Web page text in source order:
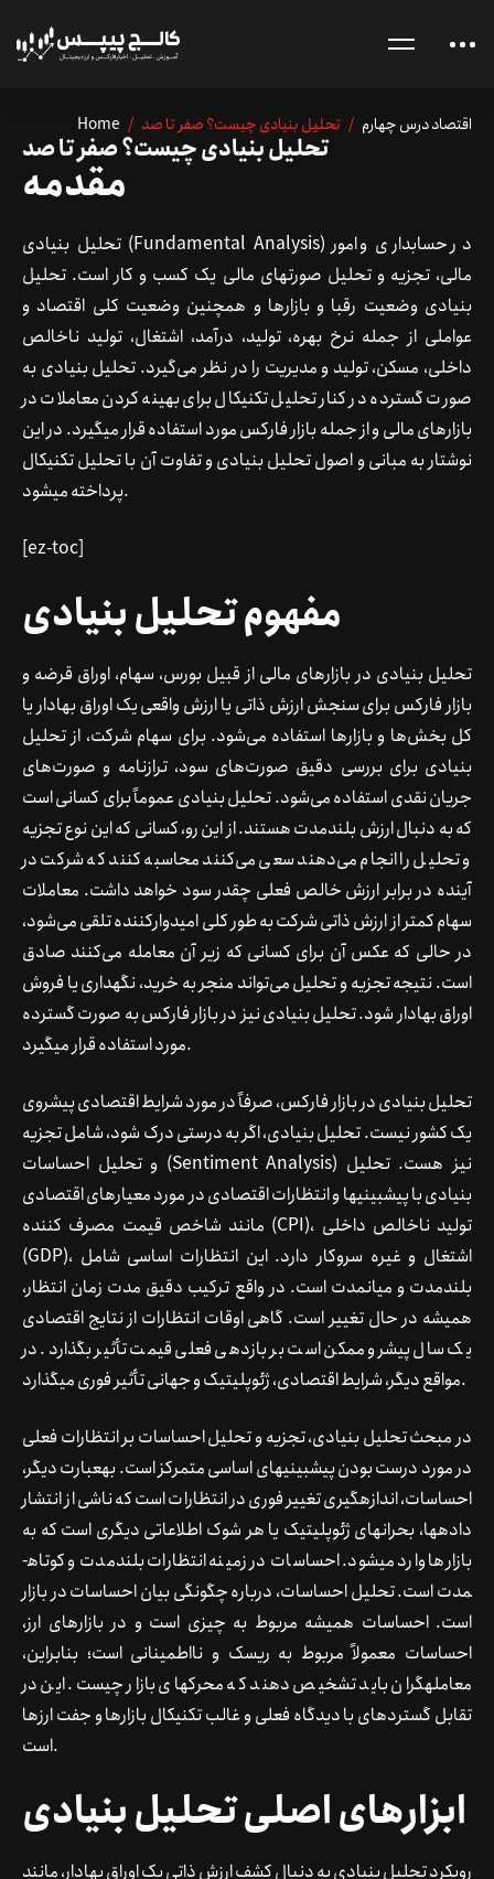
Home / اقتصاد درس چهارم / تحلیل بنیادی چیست؟ صفر تا صد
تحلیل بنیادی چیست؟ صفر تا صد
مقدمه
تحلیل بنیادی (Fundamental Analysis) در حسابداری و امور
مالی، تجزیه و تحلیل صورت­های مالی یک کسب و کار است. تحلیل
بنیادی وضعیت رقبا و بازارها و همچنین وضعیت کلی اقتصاد و
عواملی از جمله نرخ بهره، تولید، درآمد، اشتغال، تولید ناخالص
داخلی، مسکن، تولید و مدیریت را در نظر می‌گیرد. تحلیل بنیادی به
صورت گسترده در کنار تحلیل تکنیکال برای بهینه کردن معاملات در
بازارهای مالی و از جمله بازار فارکس مورد استفاده قرار می­گیرد. در این
نوشتار به مبانی و اصول تحلیل بنیادی و تفاوت آن با تحلیل تکنیکال
پرداخته می­شود.
[ez-toc]
مفهوم تحلیل بنیادی
تحلیل بنیادی در بازارهای مالی از قبیل بورس، سهام، اوراق قرضه و
بازار فارکس برای سنجش ارزش ذاتی یا ارزش واقعی یک اوراق بهادار یا
کل بخش‌ها و بازارها استفاده می‌شود. برای سهام شرکت، از تحلیل
بنیادی برای بررسی دقیق صورت‌های سود، ترازنامه و صورت‌های
جریان نقدی استفاده می‌شود. تحلیل بنیادی عموماً برای کسانی است
که به دنبال ارزش بلندمدت هستند. از این رو، کسانی که این نوع تجزیه
و تحلیل را انجام می‌دهند سعی می‌کنند محاسبه کنند که شرکت در
آینده در برابر ارزش خالص فعلی چقدر سود خواهد داشت. معاملات
سهام کمتر از ارزش ذاتی شرکت به طور کلی امیدوارکننده تلقی می‌شود،
در حالی که عکس آن برای کسانی که زیر آن معامله می‌کنند صادق
است. نتیجه تجزیه و تحلیل می‌تواند منجر به خرید، نگهداری یا فروش
اوراق بهادار شود. تحلیل بنیادی نیز در بازار فارکس به صورت گسترده
مورد استفاده قرار می­گیرد.
تحلیل بنیادی در بازار فارکس، صرفاً در مورد شرایط اقتصادی پیش­روی
یک کشور نیست. تحلیل بنیادی، اگر به درستی درک شود، شامل تجزیه
و تحلیل احساسات (Sentiment Analysis) نیز هست. تحلیل
بنیادی با پیش­بینی­ها و انتظارات اقتصادی در مورد معیارهای اقتصادی
مانند شاخص قیمت مصرف کننده (CPI)، تولید ناخالص داخلی
(GDP)، اشتغال و غیره سروکار دارد. این انتظارات اساسی شامل
بلندمدت و میان­مدت است. در واقع ترکیب دقیق مدت زمان انتظار،
همیشه در حال تغییر است. گاهی اوقات انتظارات از نتایج اقتصادی
یک سال پیش­رو ممکن است بر بازدهی فعلی قیمت تأثیر بگذارد. در
مواقع دیگر، شرایط اقتصادی، ژئوپلیتیک و جهانی تأثیر فوری می­گذارد.
در مبحث تحلیل بنیادی، تجزیه و تحلیل احساسات بر انتظارات فعلی
در مورد درست بودن پیش­بینی­های اساسی متمرکز است. به­عبارت دیگر،
احساسات، اندازه­گیری تغییر فوری در انتظارات است که ناشی از انتشار
داده­ها، بحران­های ژئوپلیتیک یا هر شوک اطلاعاتی دیگری است که به
بازارها وارد می­شود. احساسات در زمینه انتظارات بلندمدت و کوتاه­
مدت است. تحلیل احساسات، درباره چگونگی بیان احساسات در بازار
است. احساسات همیشه مربوط به چیزی است و در بازارهای ارز،
احساسات معمولاً مربوط به ریسک و نااطمینانی است؛ بنابراین،
معامله­گران باید تشخیص دهند که محرک­های بازار چیست. این در
تقابل گسترده­ای با دیدگاه فعلی و غالب تکنیکال بازارها و جفت ارزها
است.
ابزارهای اصلی تحلیل بنیادی
رویکرد تحلیل بنیادی به دنبال کشف ارزش ذاتی یک اوراق بهادار، مانند